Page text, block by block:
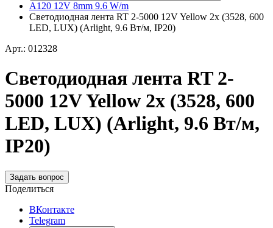
A120 12V 8mm 9.6 W/m
Светодиодная лента RT 2-5000 12V Yellow 2x (3528, 600
LED, LUX) (Arlight, 9.6 Вт/м, IP20)
Арт.: 012328
Светодиодная лента RT 2-
5000 12V Yellow 2x (3528, 600
LED, LUX) (Arlight, 9.6 Вт/м,
IP20)
Задать вопрос
Поделиться
ВКонтакте
Telegram